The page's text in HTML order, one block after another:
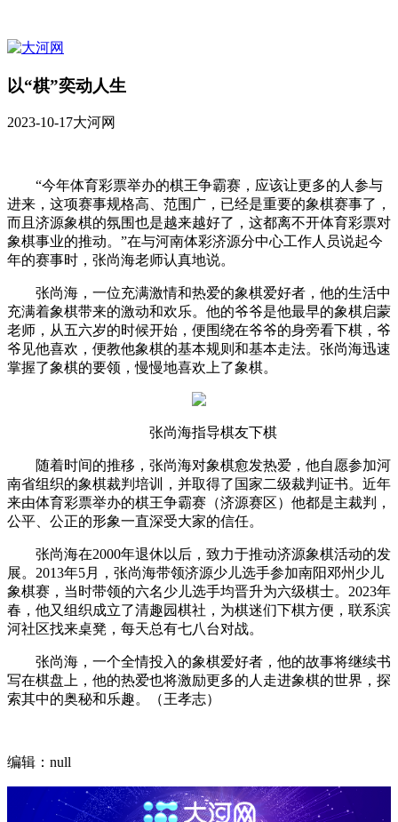
以“棋”奕动人生
2023-10-17大河网
“今年体育彩票举办的棋王争霸赛，应该让更多的人参与
进来，这项赛事规格高、范围广，已经是重要的象棋赛事了，
而且济源象棋的氛围也是越来越好了，这都离不开体育彩票对
象棋事业的推动。”在与河南体彩济源分中心工作人员说起今
年的赛事时，张尚海老师认真地说。
张尚海，一位充满激情和热爱的象棋爱好者，他的生活中
充满着象棋带来的激动和欢乐。他的爷爷是他最早的象棋启蒙
老师，从五六岁的时候开始，便围绕在爷爷的身旁看下棋，爷
爷见他喜欢，便教他象棋的基本规则和基本走法。张尚海迅速
掌握了象棋的要领，慢慢地喜欢上了象棋。
张尚海指导棋友下棋
随着时间的推移，张尚海对象棋愈发热爱，他自愿参加河
南省组织的象棋裁判培训，并取得了国家二级裁判证书。近年
来由体育彩票举办的棋王争霸赛（济源赛区）他都是主裁判，
公平、公正的形象一直深受大家的信任。
张尚海在2000年退休以后，致力于推动济源象棋活动的发
展。2013年5月，张尚海带领济源少儿选手参加南阳邓州少儿
象棋赛，当时带领的六名少儿选手均晋升为六级棋士。2023年
春，他又组织成立了清趣园棋社，为棋迷们下棋方便，联系滨
河社区找来桌凳，每天总有七八台对战。
张尚海，一个全情投入的象棋爱好者，他的故事将继续书
写在棋盘上，他的热爱也将激励更多的人走进象棋的世界，探
索其中的奥秘和乐趣。（王孝志）
编辑：null